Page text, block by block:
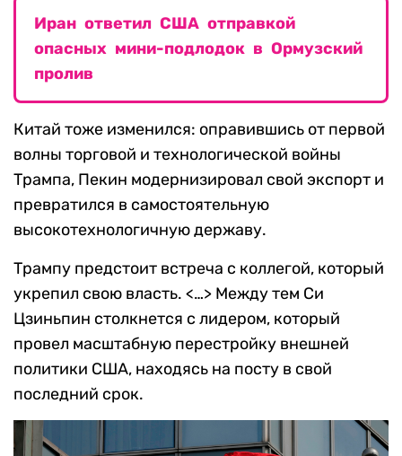
Иран ответил США отправкой
опасных мини-подлодок в Ормузский
пролив
Китай тоже изменился: оправившись от первой
волны торговой и технологической войны
Трампа, Пекин модернизировал свой экспорт и
превратился в самостоятельную
высокотехнологичную державу.
Трампу предстоит встреча с коллегой, который
укрепил свою власть. <…> Между тем Си
Цзиньпин столкнется с лидером, который
провел масштабную перестройку внешней
политики США, находясь на посту в свой
последний срок.